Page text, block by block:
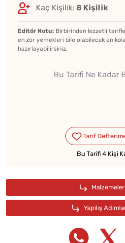
Kaç Kişilik: 8 Kişilik
Editör Notu: Birbirinden lezzetli
en zor yemekleri bile olabilecek en
hazırlayabilirsiniz.
Bu Tarifi Ne Kadar
Bu Tarifi 4 Kişi